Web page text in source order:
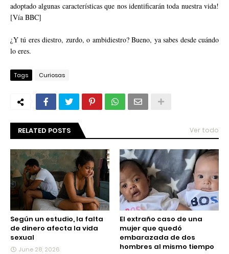
adoptado algunas características que nos identificarán toda nuestra vida!
[Vía BBC]
¿Y tú eres diestro, zurdo, o ambidiestro? Bueno, ya sabes desde cuándo
lo eres.
Tags Curiosas
RELATED POSTS Ver todo
Según un estudio, la falta
de dinero afecta la vida
sexual
June 28, 2026
El extraño caso de una
mujer que quedó
embarazada de dos
hombres al mismo tiempo